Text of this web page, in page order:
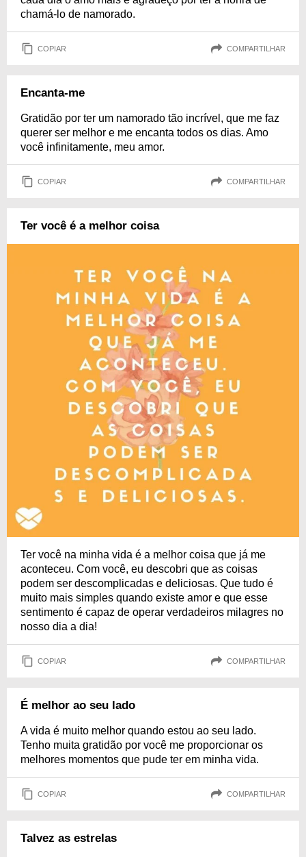
chamá-lo de namorado.
COPIAR COMPARTILHAR
Encanta-me
Gratidão por ter um namorado tão incrível, que me faz
querer ser melhor e me encanta todos os dias. Amo
você infinitamente, meu amor.
COPIAR COMPARTILHAR
Ter você é a melhor coisa
Ter você na minha vida é a melhor coisa que já me
aconteceu. Com você, eu descobri que as coisas
podem ser descomplicadas e deliciosas. Que tudo é
muito mais simples quando existe amor e que esse
sentimento é capaz de operar verdadeiros milagres no
nosso dia a dia!
COPIAR COMPARTILHAR
É melhor ao seu lado
A vida é muito melhor quando estou ao seu lado.
Tenho muita gratidão por você me proporcionar os
melhores momentos que pude ter em minha vida.
COPIAR COMPARTILHAR
Talvez as estrelas